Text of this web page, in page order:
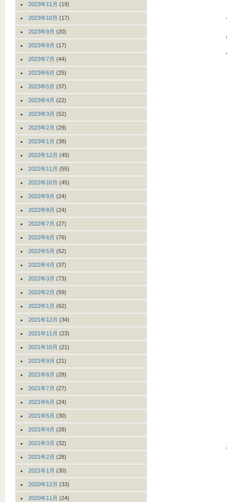
2023年11月 (19)
2023年10月 (17)
2023年9月 (20)
2023年8月 (17)
2023年7月 (44)
2023年6月 (25)
2023年5月 (37)
2023年4月 (22)
2023年3月 (52)
2023年2月 (29)
2023年1月 (38)
2022年12月 (45)
2022年11月 (55)
2022年10月 (45)
2022年9月 (24)
2022年8月 (24)
2022年7月 (27)
2022年6月 (76)
2022年5月 (52)
2022年4月 (37)
2022年3月 (73)
2022年2月 (59)
2022年1月 (62)
2021年12月 (34)
2021年11月 (23)
2021年10月 (21)
2021年9月 (21)
2021年8月 (28)
2021年7月 (27)
2021年6月 (24)
2021年5月 (30)
2021年4月 (28)
2021年3月 (32)
2021年2月 (28)
2021年1月 (30)
2020年12月 (33)
2020年11月 (24)